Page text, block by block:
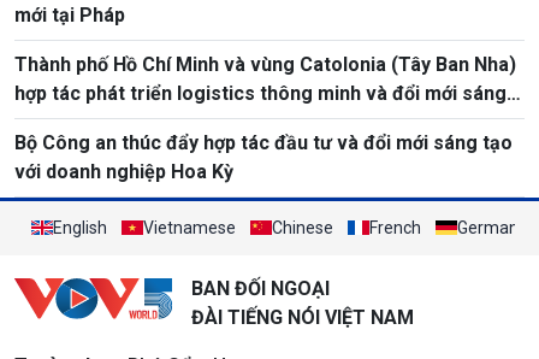
mới tại Pháp
Thành phố Hồ Chí Minh và vùng Catolonia (Tây Ban Nha)
hợp tác phát triển logistics thông minh và đổi mới sáng
tạo
Bộ Công an thúc đẩy hợp tác đầu tư và đổi mới sáng tạo
với doanh nghiệp Hoa Kỳ
English Vietnamese Chinese French German
BAN ĐỐI NGOẠI
ĐÀI TIẾNG NÓI VIỆT NAM